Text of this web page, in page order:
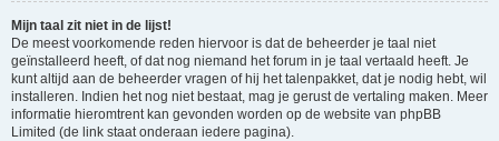
Mijn taal zit niet in de lijst!
De meest voorkomende reden hiervoor is dat de beheerder je taal niet
geïnstalleerd heeft, of dat nog niemand het forum in je taal vertaald heeft. Je
kunt altijd aan de beheerder vragen of hij het talenpakket, dat je nodig hebt, wil
installeren. Indien het nog niet bestaat, mag je gerust de vertaling maken. Meer
informatie hieromtrent kan gevonden worden op de website van phpBB
Limited (de link staat onderaan iedere pagina).